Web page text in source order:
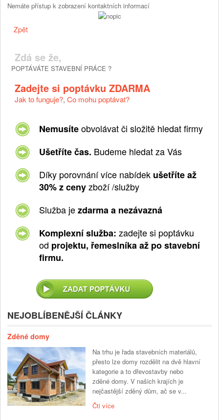
Nemáte přístup k zobrazení kontaktních informací
Zpět
Zdá se že,
POPTÁVÁTE STAVEBNÍ PRÁCE ?
Zadejte si poptávku ZDARMA
Jak to funguje?, Co mohu poptávat?
Nemusíteobvolávat či složitě hledat firmy
Ušetříte čas. Budeme hledat za Vás
Díky porovnání více nabídek ušetříte až
30% z cenyzboží /služby
Služba jezdarma a nezávazná
Komplexní služba: zadejte si poptávku
od projektu, řemeslníka až po stavební
firmu.
NEJOBLÍBENĚJŠÍ ČLÁNKY
Zděné domy
Na trhu je řada stavebních materiálů,
přesto lze domy rozdělit na dvě hlavní
kategorie a to dřevostavby nebo
zděné domy. V našich krajích je
nejčastější zděný dům, ač se v...
Čti více